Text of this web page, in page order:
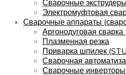
Сварочные экструдеры
Электромуфтовая
Сварочные аппараты
Аргонодуговая сварка
Плазменная резка
Приварка шпилек
Сварочная
Сварочные